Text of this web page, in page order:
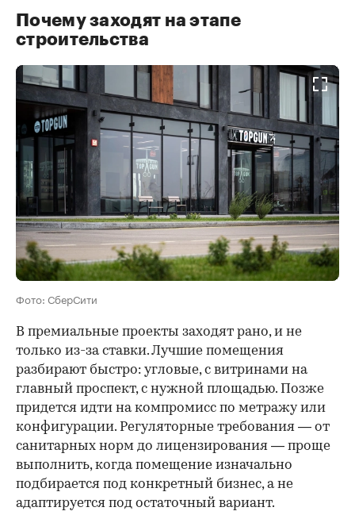
Почему заходят на этапе
строительства
Фото: СберСити
В премиальные проекты заходят рано, и не
только из-за ставки. Лучшие помещения
разбирают быстро: угловые, с витринами на
главный проспект, с нужной площадью. Позже
придется идти на компромисс по метражу или
конфигурации. Регуляторные требования — от
санитарных норм до лицензирования — проще
выполнить, когда помещение изначально
подбирается под конкретный бизнес, а не
адаптируется под остаточный вариант.